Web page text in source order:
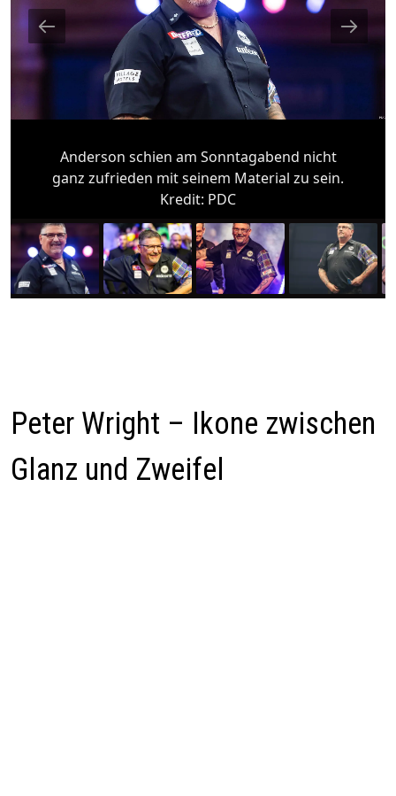
Anderson schien am Sonntagabend nicht
ganz zufrieden mit seinem Material zu sein.
Kredit: PDC
Peter Wright – Ikone zwischen
Glanz und Zweifel